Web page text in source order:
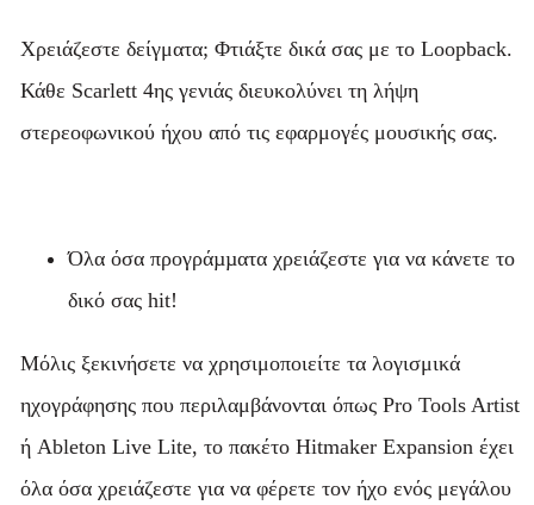
Χρειάζεστε δείγματα; Φτιάξτε δικά σας με το Loopback.
Κάθε Scarlett 4ης γενιάς διευκολύνει τη λήψη
στερεοφωνικού ήχου από τις εφαρμογές μουσικής σας.
Όλα όσα προγράµµατα χρειάζεστε για να κάνετε το
δικό σας hit!
Μόλις ξεκινήσετε να χρησιμοποιείτε τα λογισμικά
ηχογράφησης που περιλαμβάνονται όπως Pro Tools Artist
ή Ableton Live Lite, το πακέτο Hitmaker Expansion έχει
όλα όσα χρειάζεστε για να φέρετε τον ήχο ενός μεγάλου